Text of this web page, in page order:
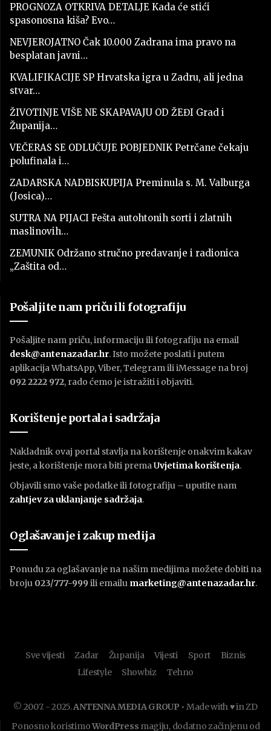
PROGNOZA OTKRIVA DETALJE Kada će stići
spasonosna kiša? Evo…
NEVJEROJATNO Čak 10.000 Zadrana ima pravo na
besplatan javni…
KVALIFIKACIJE SP Hrvatska igra u Zadru, ali jedna
stvar…
ŽIVOTINJE VIŠE NE SKAPAVAJU OD ŽEĐI Grad i
Županija…
VEČERAS SE ODLUČUJE POBJEDNIK Petrčane čekaju
polufinala i…
ZADARSKA NADBISKUPIJA Preminula s. M. Valburga
(Josica)…
SUTRA NA PIJACI Fešta autohtonih sorti i zlatnih
maslinovih…
ZEMUNIK Održano stručno predavanje i radionica
„Zaštita od…
Pošaljite nam priču ili fotografiju
Pošaljite nam priču, informaciju ili fotografiju na email
desk@antenazadar.hr. Isto možete poslati i putem
aplikacija WhatsApp, Viber, Telegram ili iMessage na broj
092 2222 972, rado ćemo je istražiti i objaviti.
Korištenje portala i sadržaja
Nakladnik ovaj portal stavlja na korištenje onakvim kakav
jeste, a korištenje mora biti premaUvjetima korištenja.
Objavili smo vaše podatke ili fotografiju – uputite nam
zahtjev za uklanjanje sadržaja.
Oglašavanje i zakup medija
Ponudu za oglašavanje na našim medijima možete dobiti na
broju 023/777-999 ili emailu marketing@antenazadar.hr.
Sve vijesti Zadar Županija Vijesti Sport
Biznis
Lifestyle
Showbiz Tehno
© 2007. - 2025.ANTENNA MEDIA GROUP • Made with ♥ in ZD
Ponosno koristimoWordPress magiju, dodatno začinjenu od